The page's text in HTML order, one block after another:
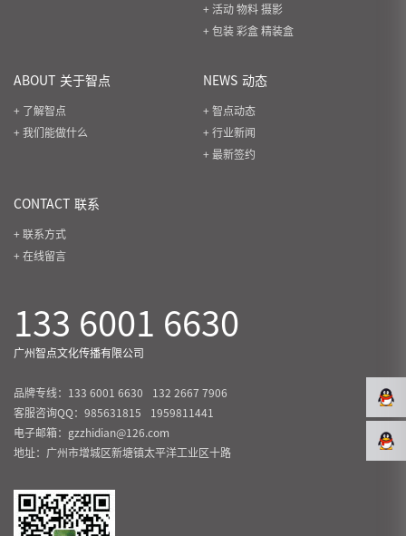
+ 活动 物料 摄影
+ 包装 彩盒 精装盒
ABOUT 关于智点
+ 了解智点
+ 我们能做什么
NEWS 动态
+ 智点动态
+ 行业新闻
+ 最新签约
CONTACT 联系
+ 联系方式
+ 在线留言
133 6001 6630
广州智点文化传播有限公司
品牌专线： 133 6001 6630
132 2667 7906
客服咨询QQ： 985631815
1959811441
电子邮箱：gzzhidian@126.com
地址：广州市增城区新塘镇太平洋工业区十路